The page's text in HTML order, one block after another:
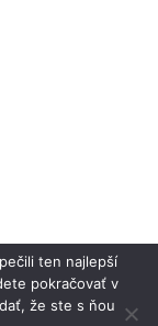
ten najlepší
pokračovať v
že ste s ňou